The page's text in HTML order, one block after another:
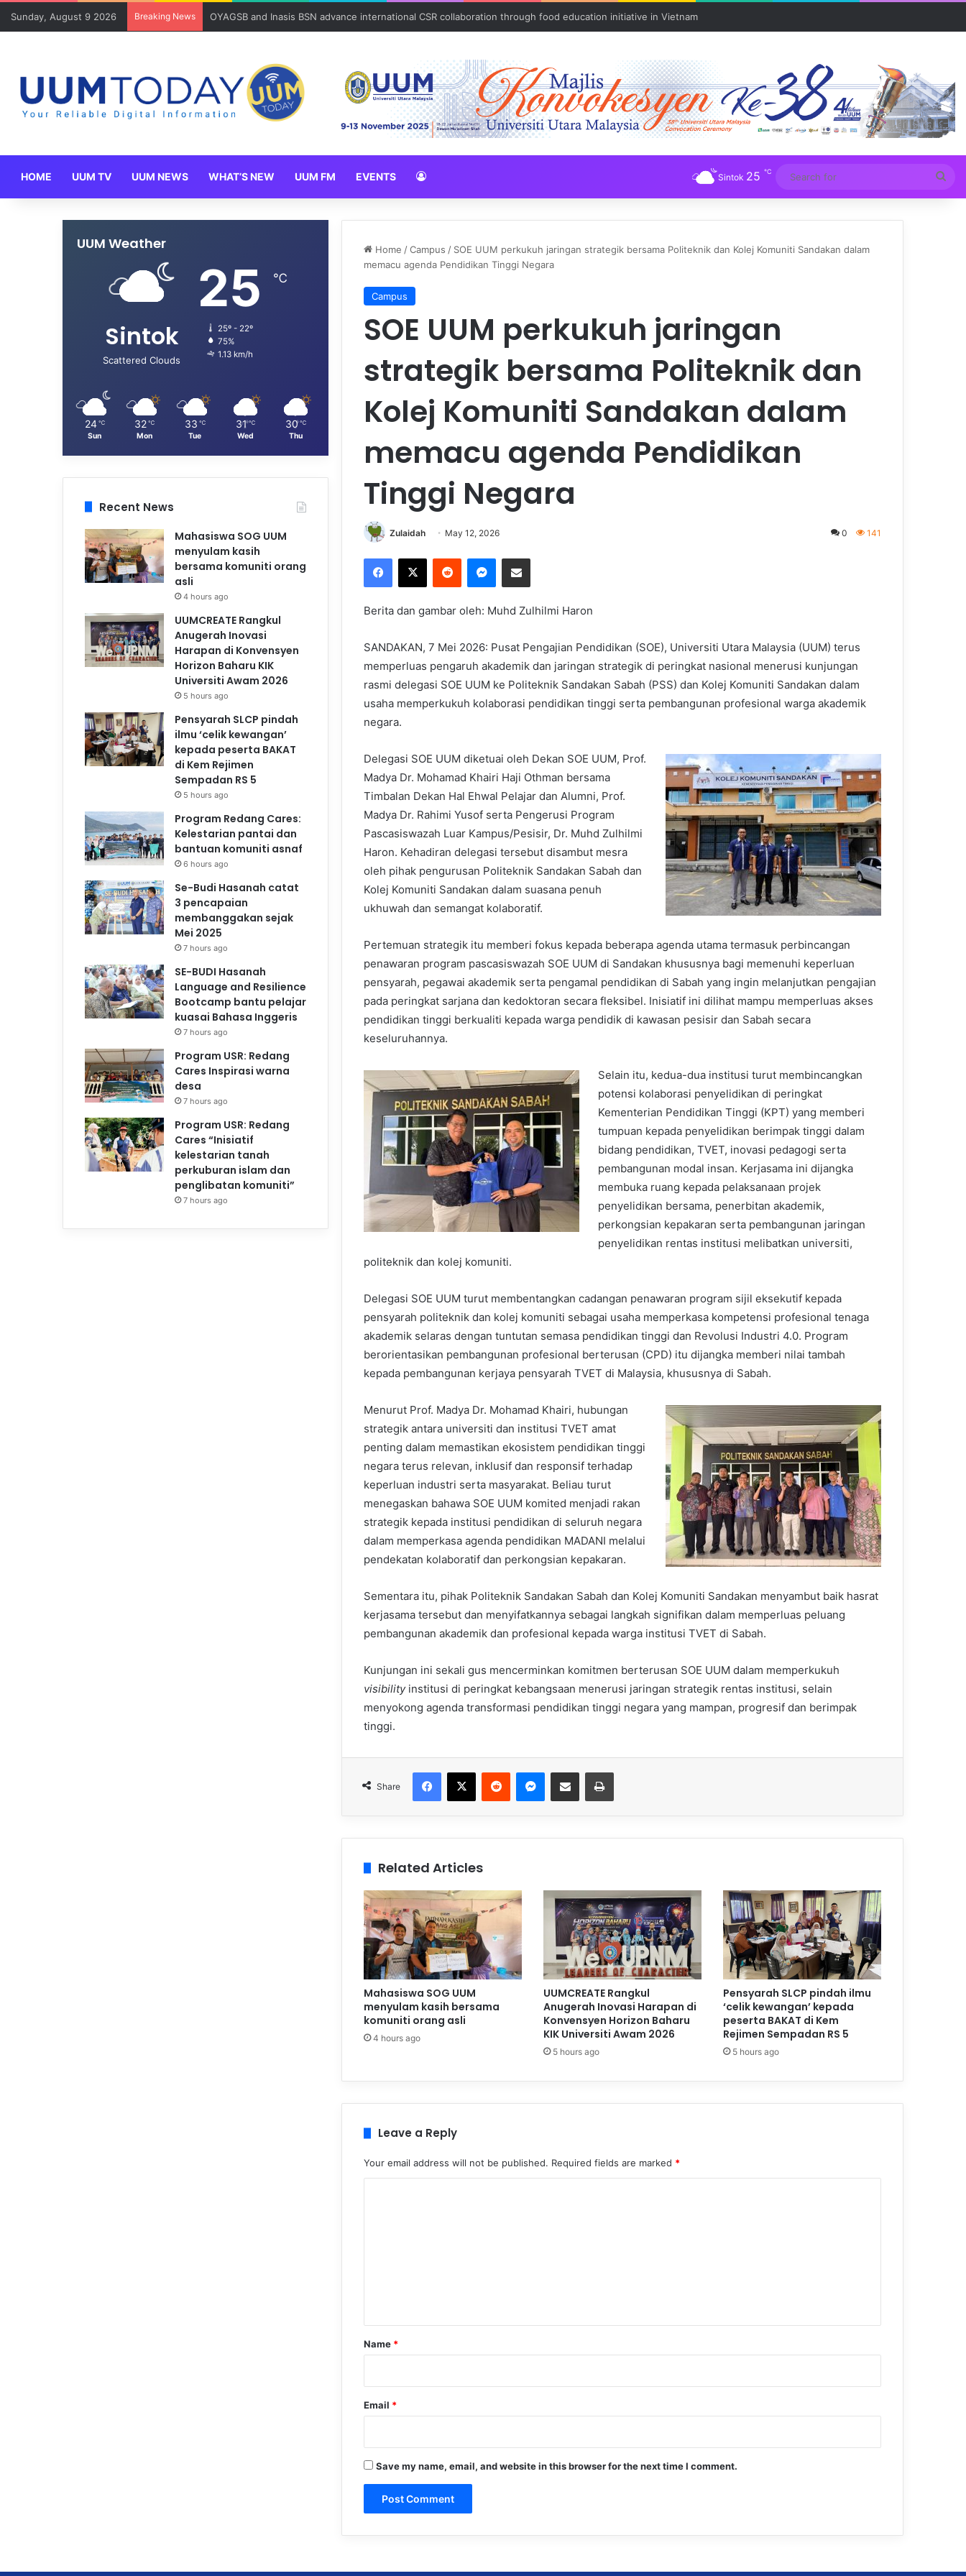
Sunday, August 9 2026 Breaking News Mahasiswa SOG UUM menyulam kasih bersama komuniti orang asli
HOME UUM TV UUM NEWS WHAT’S NEW UUM FM EVENTS Sintok 25 ℃
for
Home /Campus / SOE UUM perkukuh jaringan strategik bersama Politeknik dan Kolej Komuniti Sandakan dalam
memacu agenda Pendidikan Tinggi Negara
Campus
SOE UUM perkukuh jaringan
strategik bersama Politeknik dan
Kolej Komuniti Sandakan dalam
memacu agenda Pendidikan
Tinggi Negara
Zulaidah May 12, 2026 0 141
Berita dan gambar oleh: Muhd Zulhilmi Haron
SANDAKAN, 7 Mei 2026: Pusat Pengajian Pendidikan (SOE), Universiti Utara Malaysia (UUM) terus
memperluas pengaruh akademik dan jaringan strategik di peringkat nasional menerusi kunjungan
rasmi delegasi SOE UUM ke Politeknik Sandakan Sabah (PSS) dan Kolej Komuniti Sandakan dalam
usaha memperkukuh kolaborasi pendidikan tinggi serta pembangunan profesional warga akademik
negara.
Delegasi SOE UUM diketuai oleh Dekan SOE UUM, Prof.
Madya Dr. Mohamad Khairi Haji Othman bersama
Timbalan Dekan Hal Ehwal Pelajar dan Alumni, Prof.
Madya Dr. Rahimi Yusof serta Pengerusi Program
Pascasiswazah Luar Kampus/Pesisir, Dr. Muhd Zulhilmi
Haron. Kehadiran delegasi tersebut disambut mesra
oleh pihak pengurusan Politeknik Sandakan Sabah dan
Kolej Komuniti Sandakan dalam suasana penuh
ukhuwah dan semangat kolaboratif.
Pertemuan strategik itu memberi fokus kepada beberapa agenda utama termasuk perbincangan
penawaran program pascasiswazah SOE UUM di Sandakan khususnya bagi memenuhi keperluan
pensyarah, pegawai akademik serta pengamal pendidikan di Sabah yang ingin melanjutkan pengajian
pada peringkat sarjana dan kedoktoran secara fleksibel. Inisiatif ini dilihat mampu memperluas akses
pendidikan tinggi berkualiti kepada warga pendidik di kawasan pesisir dan Sabah secara
keseluruhannya.
Selain itu, kedua-dua institusi turut membincangkan
potensi kolaborasi penyelidikan di peringkat
Kementerian Pendidikan Tinggi (KPT) yang memberi
tumpuan kepada penyelidikan berimpak tinggi dalam
bidang pendidikan, TVET, inovasi pedagogi serta
pembangunan modal insan. Kerjasama ini dijangka
membuka ruang kepada pelaksanaan projek
penyelidikan bersama, penerbitan akademik,
perkongsian kepakaran serta pembangunan jaringan
penyelidikan rentas institusi melibatkan universiti,
politeknik dan kolej komuniti.
Delegasi SOE UUM turut membentangkan cadangan penawaran program sijil eksekutif kepada
pensyarah politeknik dan kolej komuniti sebagai usaha memperkasa kompetensi profesional tenaga
akademik selaras dengan tuntutan semasa pendidikan tinggi dan Revolusi Industri 4.0. Program
berorientasikan pembangunan profesional berterusan (CPD) itu dijangka memberi nilai tambah
kepada pembangunan kerjaya pensyarah TVET di Malaysia, khususnya di Sabah.
Menurut Prof. Madya Dr. Mohamad Khairi, hubungan
strategik antara universiti dan institusi TVET amat
penting dalam memastikan ekosistem pendidikan tinggi
negara terus relevan, inklusif dan responsif terhadap
keperluan industri serta masyarakat. Beliau turut
menegaskan bahawa SOE UUM komited menjadi rakan
strategik kepada institusi pendidikan di seluruh negara
dalam memperkasa agenda pendidikan MADANI melalui
pendekatan kolaboratif dan perkongsian kepakaran.
Sementara itu, pihak Politeknik Sandakan Sabah dan Kolej Komuniti Sandakan menyambut baik hasrat
kerjasama tersebut dan menyifatkannya sebagai langkah signifikan dalam memperluas peluang
pembangunan akademik dan profesional kepada warga institusi TVET di Sabah.
Kunjungan ini sekali gus mencerminkan komitmen berterusan SOE UUM dalam memperkukuh
visibilityinstitusi di peringkat kebangsaan menerusi jaringan strategik rentas institusi, selain
menyokong agenda transformasi pendidikan tinggi negara yang mampan, progresif dan berimpak
tinggi.
Share
Related Articles
Mahasiswa SOG UUM
menyulam kasih bersama
komuniti orang asli
4 hours ago
UUMCREATE Rangkul
Anugerah Inovasi Harapan di
Konvensyen Horizon Baharu
KIK Universiti Awam 2026
5 hours ago
Pensyarah SLCP pindah ilmu
‘celik kewangan’ kepada
peserta BAKAT di Kem
Rejimen Sempadan RS 5
5 hours ago
Leave a Reply
Your email address will not be published. Required fields are marked *
*
Name *
Email *
Save my name, email, and website in this browser for the next time I comment.
UUM Weather
Sintok
Scattered Clouds
25 ℃
25º - 22º
75%
1.13 km/h
24 ℃
Sun
32 ℃
Mon
33 ℃
Tue
31 ℃
Wed
30 ℃
Thu
Recent News
Mahasiswa SOG UUM
menyulam kasih
bersama komuniti orang
asli
4 hours ago
UUMCREATE Rangkul
Anugerah Inovasi
Harapan di Konvensyen
Horizon Baharu KIK
Universiti Awam 2026
5 hours ago
Pensyarah SLCP pindah
ilmu ‘celik kewangan’
kepada peserta BAKAT
di Kem Rejimen
Sempadan RS 5
5 hours ago
Program Redang Cares:
Kelestarian pantai dan
bantuan komuniti asnaf
6 hours ago
Se-Budi Hasanah catat
3 pencapaian
membanggakan sejak
Mei 2025
7 hours ago
SE-BUDI Hasanah
Language and Resilience
Bootcamp bantu pelajar
kuasai Bahasa Inggeris
7 hours ago
Program USR: Redang
Cares Inspirasi warna
desa
7 hours ago
Program USR: Redang
Cares “Inisiatif
kelestarian tanah
perkuburan islam dan
penglibatan komuniti”
7 hours ago